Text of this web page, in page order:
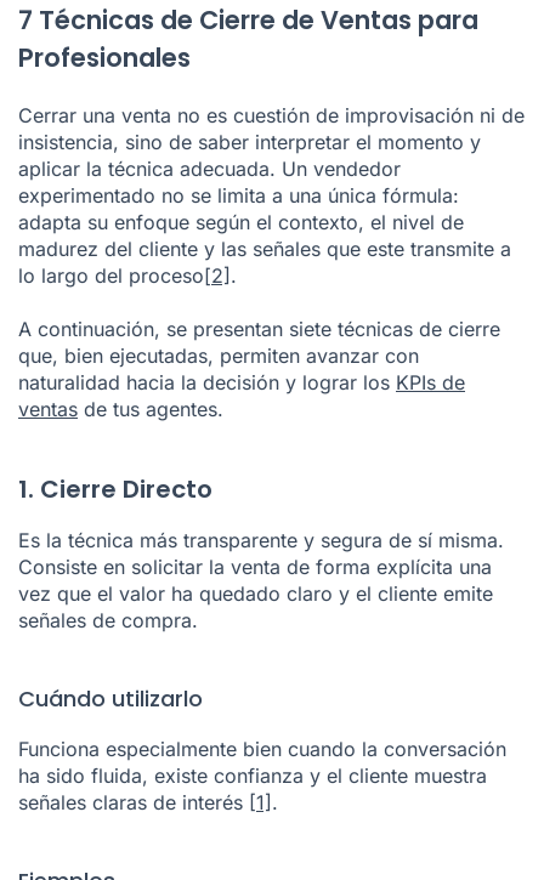
7 Técnicas de Cierre de Ventas para
Profesionales
Cerrar una venta no es cuestión de improvisación ni de
insistencia, sino de saber interpretar el momento y
aplicar la técnica adecuada. Un vendedor
experimentado no se limita a una única fórmula:
adapta su enfoque según el contexto, el nivel de
madurez del cliente y las señales que este transmite a
lo largo del proceso[2].
A continuación, se presentan siete técnicas de cierre
que, bien ejecutadas, permiten avanzar con
naturalidad hacia la decisión y lograr los KPIs de
ventas de tus agentes.
1. Cierre Directo
Es la técnica más transparente y segura de sí misma.
Consiste en solicitar la venta de forma explícita una
vez que el valor ha quedado claro y el cliente emite
señales de compra.
Cuándo utilizarlo
Funciona especialmente bien cuando la conversación
ha sido fluida, existe confianza y el cliente muestra
señales claras de interés [1].